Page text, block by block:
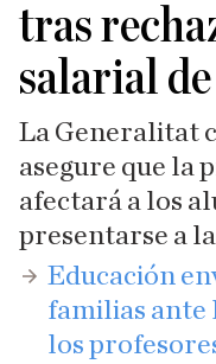
tras
salarial
La Generalitat
asegure que la
afectará a los
presentarse a
​Educación
familias ante
los